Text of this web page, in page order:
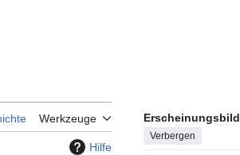
Werkzeuge Erscheinungsbild
Verbergen
Hilfe